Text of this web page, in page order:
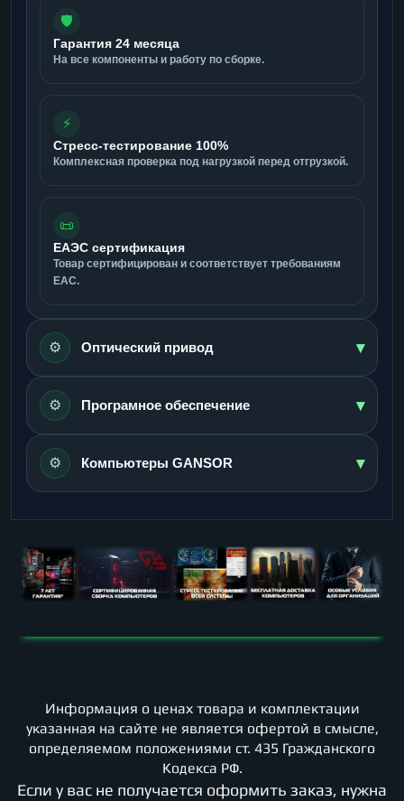
🛡️
Гарантия 24 месяца
На все компоненты и работу по сборке.
⚡
Стресс-тестирование 100%
Комплексная проверка под нагрузкой перед отгрузкой.
📜
ЕАЭС сертификация
Товар сертифицирован и соответствует требованиям
ЕАС.
⚙️ Оптический привод ▾
⚙️ Програмное обеспечение ▾
⚙️ Компьютеры GANSOR ▾
Информация о ценах товара и комплектации
указанная на сайте не является офертой в смысле,
определяемом положениями ст. 435 Гражданского
Кодекса РФ.
Если у вас не получается оформить заказ, нужна